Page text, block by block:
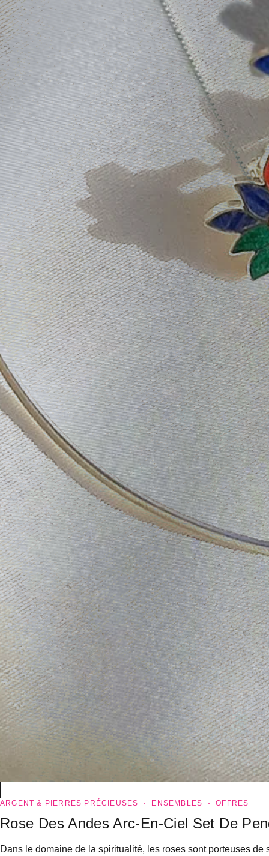
ARGENT & PIERRES PRÉCIEUSES ENSEMBLES OFFRES
Rose Des Andes Arc-En-Ciel Set De
Dans le domaine de la spiritualité, les roses sont porteuses